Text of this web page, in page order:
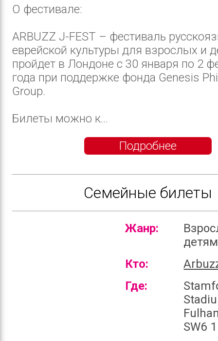
О фестивале:
ARBUZZ J-FEST – фестиваль
еврейской культуры для взрослых и
пройдет в Лондоне с 30 января по 2
года при поддержке фонда Genesis
Group.
Билеты можно к...
Подробнее
Семейные билеты
Жанр:
детям
Кто:
Где:
SW6